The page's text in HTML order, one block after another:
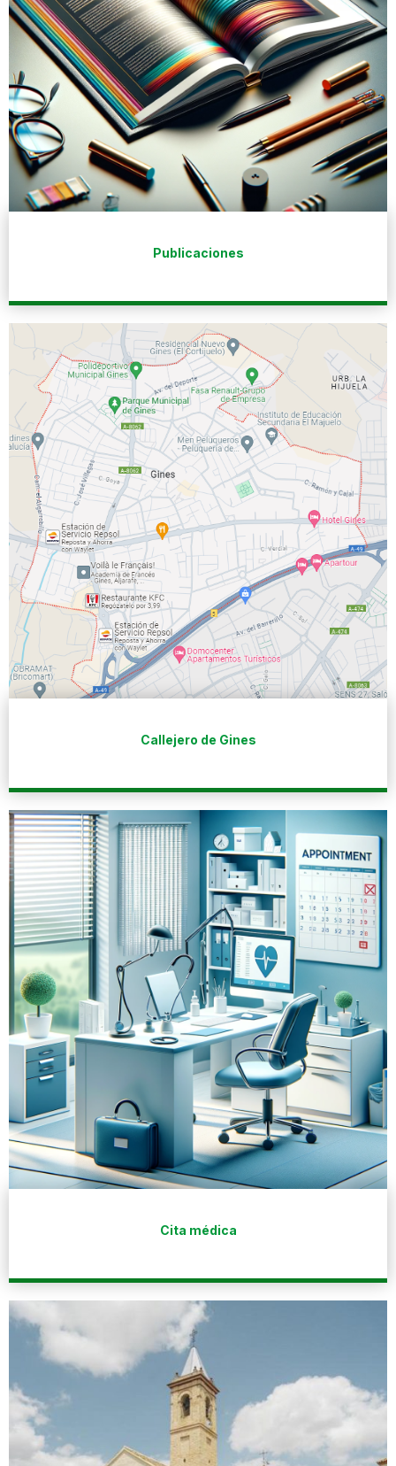
Publicaciones
Callejero de Gines
Cita médica